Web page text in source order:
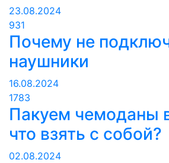
23.08.2024
931
Почему не
наушники
16.08.2024
1783
Пакуем чемоданы
что взять с собой?
02.08.2024